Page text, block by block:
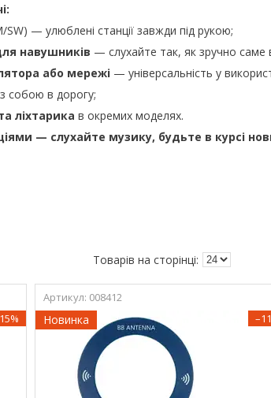
SW) — улюблені станції завжди під рукою;
навушників — слухайте так, як зручно саме
або мережі — універсальність у
собою в дорогу;
ліхтарика в окремих моделях.
— слухайте музику, будьте в курсі
008412
Новинка